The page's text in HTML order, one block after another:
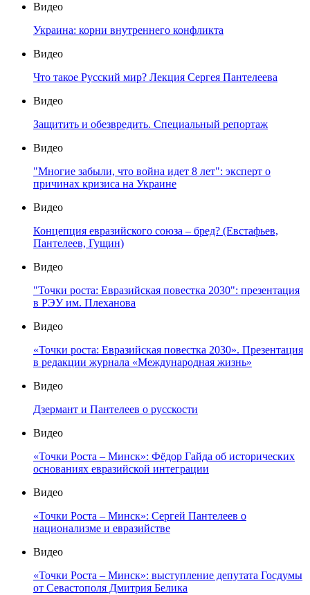
Видео
Украина: корни внутреннего конфликта
Видео
Что такое Русский мир? Лекция Сергея Пантелеева
Видео
Защитить и обезвредить. Специальный репортаж
Видео
"Многие забыли, что война идет 8 лет": эксперт о
причинах кризиса на Украине
Видео
Концепция евразийского союза – бред? (Евстафьев,
Пантелеев, Гущин)
Видео
"Точки роста: Евразийская повестка 2030": презентация
в РЭУ им. Плеханова
Видео
«Точки роста: Евразийская повестка 2030». Презентация
в редакции журнала «Международная жизнь»
Видео
Дзермант и Пантелеев о русскости
Видео
«Точки Роста – Минск»: Фёдор Гайда об исторических
основаниях евразийской интеграции
Видео
«Точки Роста – Минск»: Сергей Пантелеев о
национализме и евразийстве
Видео
«Точки Роста – Минск»: выступление депутата Госдумы
от Севастополя Дмитрия Белика